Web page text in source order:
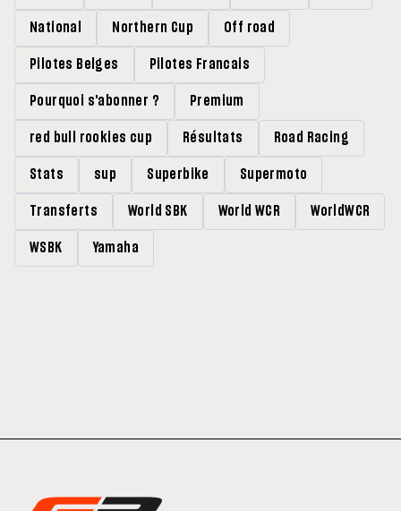
National Northern Cup Off road
Pilotes Belges Pilotes Francais
Pourquoi s'abonner ? Premium
red bull rookies cup Résultats Road Racing
Stats sup Superbike Supermoto
Transferts World SBK World WCR WorldWCR
WSBK Yamaha